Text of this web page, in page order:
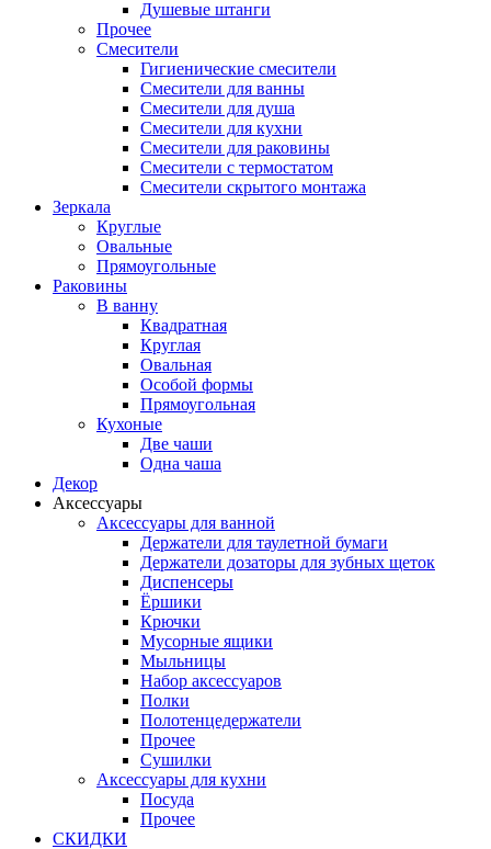
Душевые штанги
Прочее
Смесители
Гигиенические смесители
Смесители для ванны
Смесители для душа
Смесители для кухни
Смесители для раковины
Смесители с термостатом
Смесители скрытого монтажа
Зеркала
Круглые
Овальные
Прямоугольные
Раковины
В ванну
Квадратная
Круглая
Овальная
Особой формы
Прямоугольная
Кухоные
Две чаши
Одна чаша
Декор
Аксессуары
Аксессуары для ванной
Держатели для таулетной бумаги
Держатели дозаторы для зубных щеток
Диспенсеры
Ёршики
Крючки
Мусорные ящики
Мыльницы
Набор аксессуаров
Полки
Полотенцедержатели
Прочее
Сушилки
Аксессуары для кухни
Посуда
Прочее
СКИДКИ